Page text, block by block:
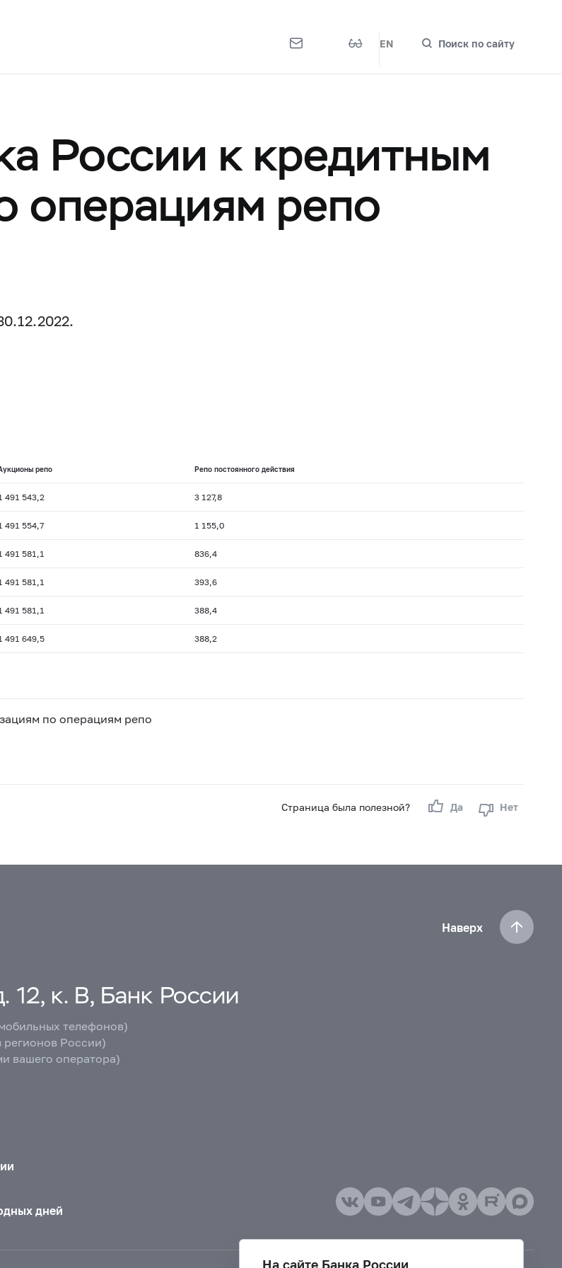
EN Поиск по сайту
России к кредитным
операциям репо
репо Репо постоянного действия
491 543,2 3 127,8
491 554,7 1 155,0
491 581,1 836,4
491 581,1 393,6
491 581,1 388,4
491 649,5 388,2
по операциям репо
Страница была полезной? Да Нет
Наверх
12, к. В, Банк России
телефонов)
регионов России)
вашего оператора)
дней
На сайте Банка России